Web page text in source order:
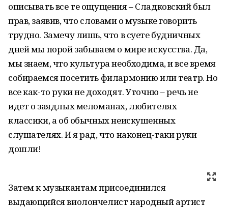
описывать все те ощущения – Сладковский был
прав, заявив, что словами о музыке говорить
трудно. Замечу лишь, что в суете будничных
дней мы порой забываем о мире искусства. Да,
мы знаем, что культура необходима, и все время
собираемся посетить филармонию или театр. Но
все как-то руки не доходят. Уточню – речь не
идет о заядлых меломанах, любителях
классики, а об обычных неискушенных
слушателях. И я рад, что наконец-таки руки
дошли!
Затем к музыкантам присоединился
выдающийся виолончелист народный артист